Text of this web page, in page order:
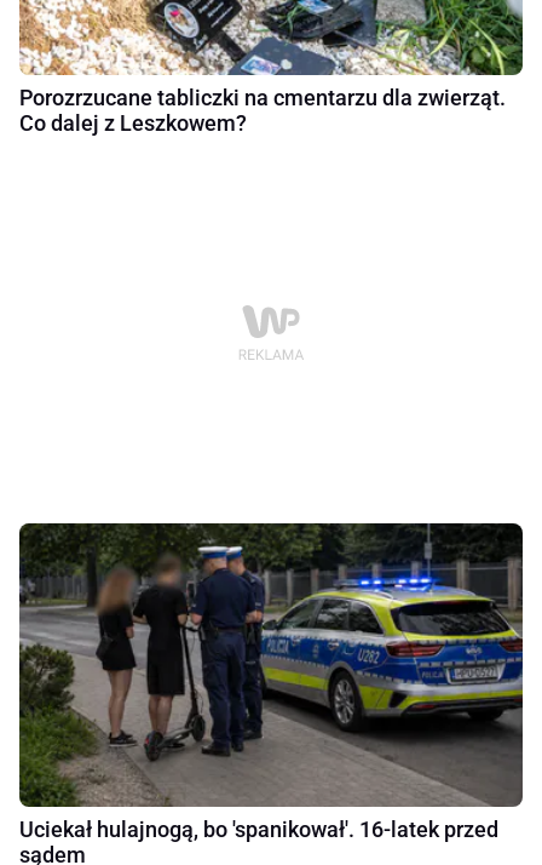
Porozrzucane tabliczki na cmentarzu dla zwierząt.
Co dalej z Leszkowem?
Uciekał hulajnogą, bo 'spanikował'. 16-latek przed
sądem